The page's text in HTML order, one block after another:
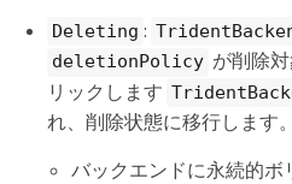
Deleting :
deletionPolicy が削除
リックします
れ、削除状態に移行します。
バックエンドに永続的ボ